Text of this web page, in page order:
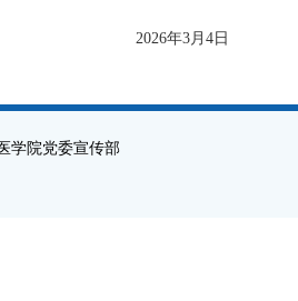
4日
学院党委宣传部